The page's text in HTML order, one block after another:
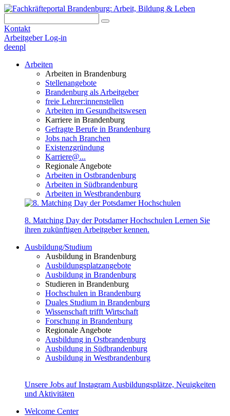
Kontakt
Arbeitgeber Log-in
deenpl
Arbeiten
Arbeiten in Brandenburg
Stellenangebote
Brandenburg als Arbeitgeber
freie Lehrer:innenstellen
Arbeiten im Gesundheitswesen
Karriere in Brandenburg
Gefragte Berufe in Brandenburg
Jobs nach Branchen
Existenzgründung
Karriere@...
Regionale Angebote
Arbeiten in Ostbrandenburg
Arbeiten in Südbrandenburg
Arbeiten in Westbrandenburg
8. Matching Day der Potsdamer Hochschulen Lernen Sie
ihren zukünftigen Arbeitgeber kennen.
Ausbildung/Studium
Ausbildung in Brandenburg
Ausbildungsplatzangebote
Ausbildung in Brandenburg
Studieren in Brandenburg
Hochschulen in Brandenburg
Duales Studium in Brandenburg
Wissenschaft trifft Wirtschaft
Forschung in Brandenburg
Regionale Angebote
Ausbildung in Ostbrandenburg
Ausbildung in Südbrandenburg
Ausbildung in Westbrandenburg
Unsere Jobs auf Instagram Ausbildungsplätze, Neuigkeiten
und Aktivitäten
Welcome Center